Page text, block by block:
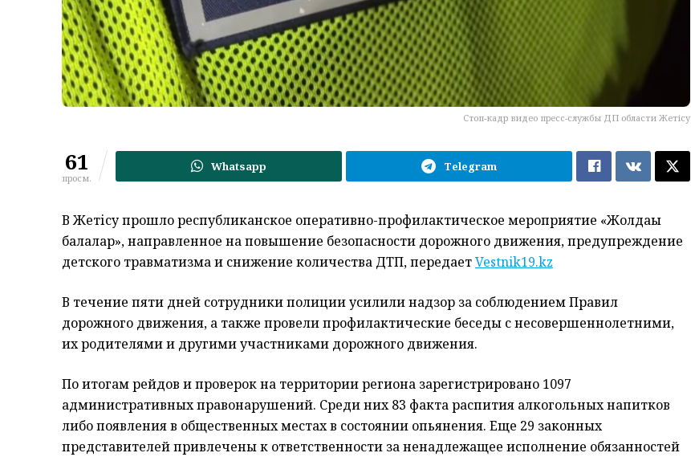
Стоп-кадр видео пресс-службы ДП области Жетісу
61
просм.
Whatsapp Telegram
В Жетісу прошло республиканское оперативно-профилактическое мероприятие «Жолдағы
балалар», направленное на повышение безопасности дорожного движения, предупреждение
детского травматизма и снижение количества ДТП, передаетVestnik19.kz
В течение пяти дней сотрудники полиции усилили надзор за соблюдением Правил
дорожного движения, а также провели профилактические беседы с несовершеннолетними,
их родителями и другими участниками дорожного движения.
По итогам рейдов и проверок на территории региона зарегистрировано 1097
административных правонарушений. Среди них 83 факта распития алкогольных напитков
либо появления в общественных местах в состоянии опьянения. Еще 29 законных
представителей привлечены к ответственности за ненадлежащее исполнение обязанностей